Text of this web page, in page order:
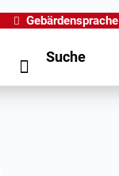
Gebärdensprache
Suche